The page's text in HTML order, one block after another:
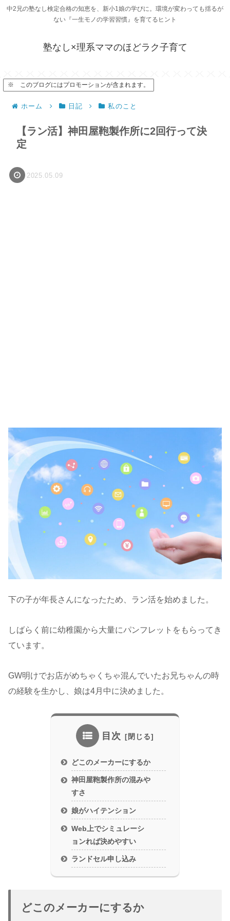
中2兄の塾なし検定合格の知恵を、新小1娘の学びに。環境が変わっても揺るが
ない『一生モノの学習習慣』を育てるヒント
塾なし×理系ママのほどラク子育て
※ このブログにはプロモーションが含まれます。
ホーム 日記 私のこと
【ラン活】神田屋鞄製作所に2回行って決
定
2025.05.09
下の子が年長さんになったため、ラン活を始めました。
しばらく前に幼稚園から大量にパンフレットをもらってき
ています。
GW明けでお店がめちゃくちゃ混んでいたお兄ちゃんの時
の経験を生かし、娘は4月中に決めました。
目次
どこのメーカーにするか
神田屋鞄製作所の混みや
すさ
娘がハイテンション
Web上でシミュレーシ
ョンれば決めやすい
ランドセル申し込み
どこのメーカーにするか